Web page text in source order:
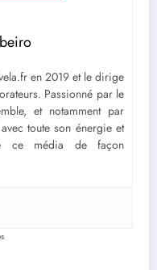
en 2019 et le dirige
Passionné par le
et notamment par
toute son énergie et
ce média de façon